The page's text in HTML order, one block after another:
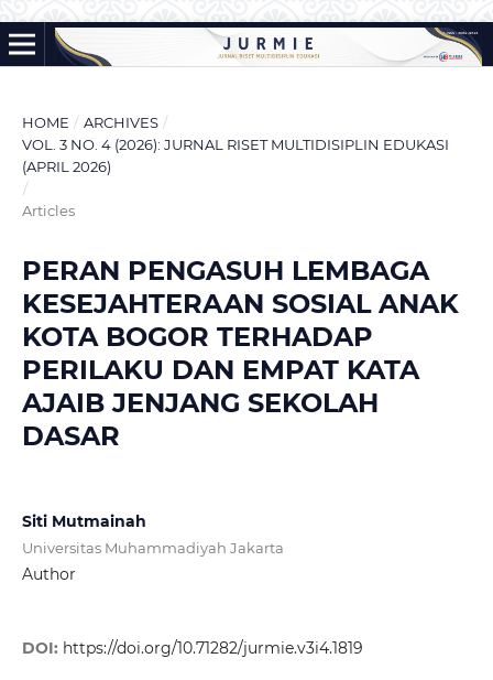
HOME / ARCHIVES /
VOL. 3 NO. 4 (2026): JURNAL RISET MULTIDISIPLIN EDUKASI
(APRIL 2026)
/
Articles
PERAN PENGASUH LEMBAGA
KESEJAHTERAAN SOSIAL ANAK
KOTA BOGOR TERHADAP
PERILAKU DAN EMPAT KATA
AJAIB JENJANG SEKOLAH
DASAR
Siti Mutmainah
Universitas Muhammadiyah Jakarta
Author
DOI: https://doi.org/10.71282/jurmie.v3i4.1819